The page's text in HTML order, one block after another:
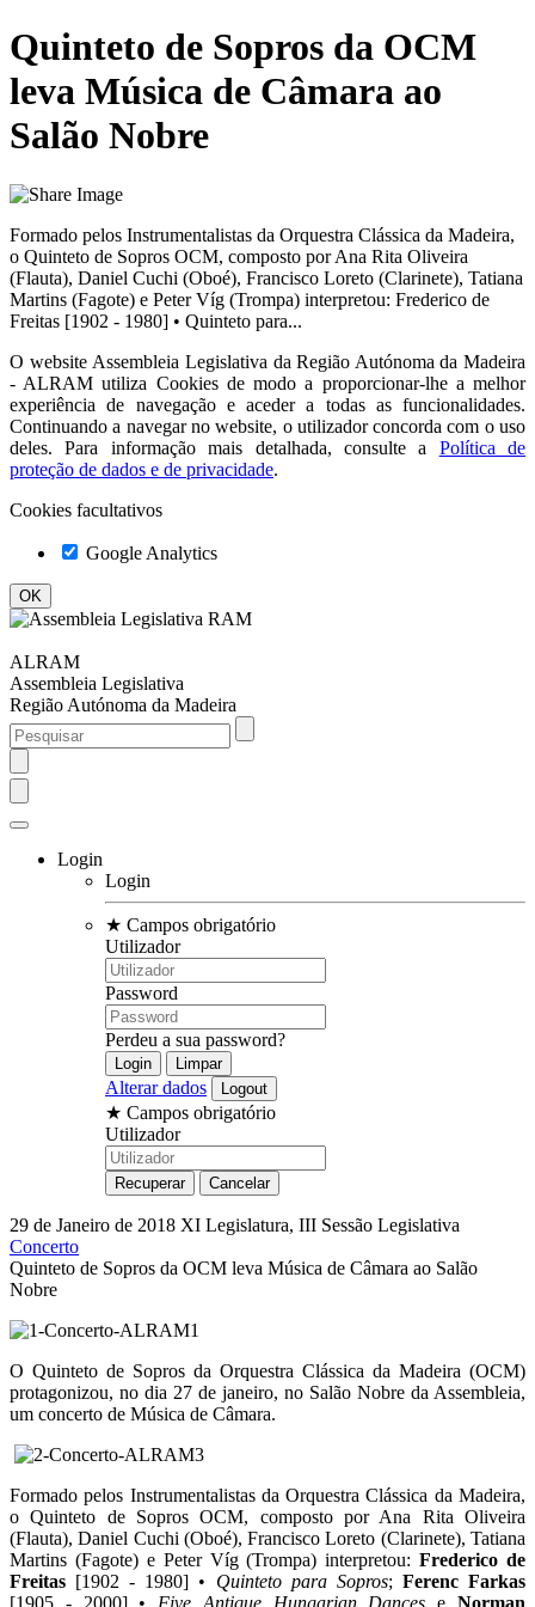
Quinteto de Sopros da OCM
leva Música de Câmara ao
Salão Nobre
Formado pelos Instrumentalistas da Orquestra Clássica da Madeira,
o Quinteto de Sopros OCM, composto por Ana Rita Oliveira
(Flauta), Daniel Cuchi (Oboé), Francisco Loreto (Clarinete), Tatiana
Martins (Fagote) e Peter Víg (Trompa) interpretou: Frederico de
Freitas [1902 - 1980] • Quinteto para...
O website Assembleia Legislativa da Região Autónoma da Madeira
- ALRAM utiliza Cookies de modo a proporcionar-lhe a melhor
experiência de navegação e aceder a todas as funcionalidades.
Continuando a navegar no website, o utilizador concorda com o uso
deles. Para informação mais detalhada, consulte a
Política de
proteção de dados e de privacidade.
Cookies facultativos
Google Analytics
ALRAM
Assembleia Legislativa
Região Autónoma da Madeira
Login
Login
★ Campos obrigatório
Utilizador
Password
Perdeu a sua password?
Alterar dados
★ Campos obrigatório
Utilizador
29 de Janeiro de 2018 XI Legislatura, III Sessão Legislativa
Concerto
Quinteto de Sopros da OCM leva Música de Câmara ao Salão
Nobre
O Quinteto de Sopros da Orquestra Clássica da Madeira (OCM)
protagonizou, no dia 27 de janeiro, no Salão Nobre da Assembleia,
um concerto de Música de Câmara.
Formado pelos Instrumentalistas da Orquestra Clássica da Madeira,
o Quinteto de Sopros OCM, composto por Ana Rita Oliveira
(Flauta), Daniel Cuchi (Oboé), Francisco Loreto (Clarinete), Tatiana
Martins (Fagote) e Peter Víg (Trompa) interpretou:Frederico de
Freitas [1902 - 1980] • Quinteto para Sopros; Ferenc Farkas
[1905 - 2000] • Five Antique Hungarian Dances eNorman